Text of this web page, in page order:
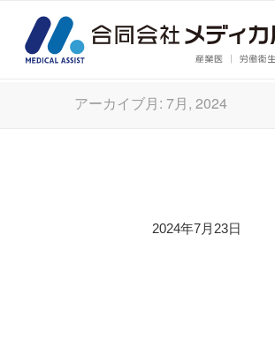
アーカイブ月: 7月, 2024
2024年7月23日